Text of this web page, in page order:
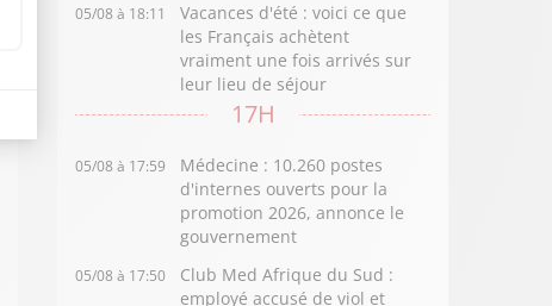
05/08 à 18:11
Vacances d'été : voici ce que
les Français achètent
vraiment une fois arrivés sur
leur lieu de séjour
17H
05/08 à 17:59
Médecine : 10.260 postes
d'internes ouverts pour la
promotion 2026, annonce le
gouvernement
05/08 à 17:50
Club Med Afrique du Sud :
employé accusé de viol et